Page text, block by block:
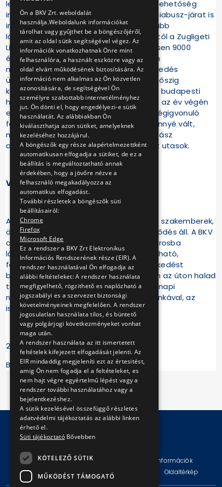
legforgalmasabb metróállomáson volt lehetőség
ingyenes szűrővizsgálatokra. Új nosztalgiabusz-járat is
indult idén, amely a főváros legikonikusabb
látványosságait köti össze a Városligettől a Zugligeti
Libegőig. A társaság nyílt napjain összesen 9000
érdeklődő fordult meg, hogy mélyebben
megismerkedhessen a közösségi közlekedés
üzemeltetésének világával. A tavasztól őszig
közlekedő nosztalgia villamosok nélkül a budapesti
hétvégék mára már elképzelhetetlenek, az év végén
elindult ünnepi flotta – a Nagykörúton végigvonuló
fénykaravánnal – valódi közösségi élménnyé vált,
miközben a járműveken a Katolikus Karitász
adománygyűjtését is támogathatják az utasok.
Változatlan célok 2026-ban is
A 2025-ös év számai mögött elhivatott szakemberek,
összehangolt munka és folyamatos fejlődés áll. A BKV
célja változatlan: a budapestiek és a városba
látogatók számára minden nap megbízható,
fenntartható és élhető közösségi közlekedést
biztosítani. A társaság 2026-ban is ezen az úton halad
tovább, hogy ott legyen a budapestiek napi
rutinjában, összekösse az otthont a munkával, az
iskolát a szabadidővel.
2025.12.30.
BKV Zrt.
Impresszum Jogi nyilatkozat
Technikai információk
Adatvédelmi politika és tájékoztatások
Oldaltérkép
Ön a BKV Zrt. weboldalát
használja.Weboldalunk információkat
tárolhat vagy gyűjthet be a böngészőjéről,
amit az oldal sütik segítségével végez. Az
információk vonatkozhatnak Önre mint
felhasználóra, a használt eszközre vagy az
oldal elvárt működésének biztosítására. Az
információ nem alkalmas az Ön közvetlen
azonosítására, de segítségével Ön
személyre szabottabb internetélményhez
jut. Ön dönti el, hogy engedélyezi-e sütik
használatát. Az alábbiakban Ön
kiválaszthatja azon sütiket, amelyeknek
kezeléséhez hozzájárul.
A böngészők egy része alapértelmezettként
automatikusan elfogadja a sütiket, de ez a
beállítás is megváltoztatható annak
érdekében, hogy a jövőre nézve a
felhasználó megakadályozza az
automatikus elfogadást.
További részletek a böngészők süti
beállításairól:
Chrome
Firefox
Microsoft Edge
Ez a rendszer a BKV Zrt Elektronikus
Információs Rendszerének része (EIR). A
rendszer használatával Ön elfogadja az
alábbi feltételeket: A rendszer használata
megfigyelhető, rögzithető es naplózható a
jogszabályi es a szervezet biztonsági
követelményeinek megfelelően. A rendszer
jogosulatlan használata tilos, és büntető
vagy polgárjogi következményeket vonhat
maga után.
A rendszer használata az itt ismertetett
feltételek kifejezett elfogadását jelenti. Az
EIR mindaddig megjeleníti ezt az értesitést,
amig Ön nem fogadja el a feltételeket, es
nem hajt végre egyértelmű lépést vagy a
rendszer további használatához vagy a
bejelentkezéshez.
A sütik kezelésével összefüggő részletes
adatvédelmi tájékoztatás az alábbi linken
érhető el.
Süti tájékoztató Bővebben
KÖTELEZŐ SÜTIK
MŰKÖDÉST TÁMOGATÓ